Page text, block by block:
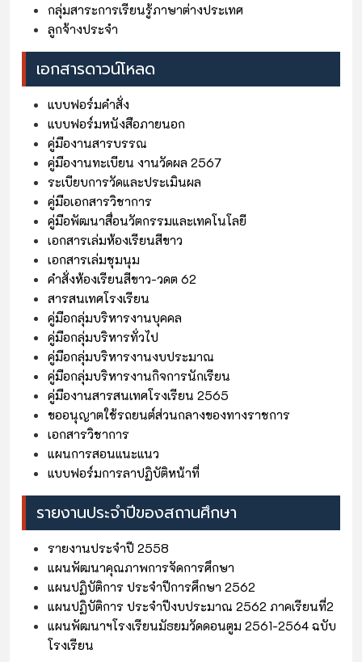
กลุ่มสาระการเรียนรู้ภาษาต่างประเทศ
ลูกจ้างประจำ
เอกสารดาวน์โหลด
แบบฟอร์มคำสั่ง
แบบฟอร์มหนังสือภายนอก
คู่มืองานสารบรรณ
คู่มืองานทะเบียน งานวัดผล 2567
ระเบียบการวัดและประเมินผล
คู่มือเอกสารวิชาการ
คู่มือพัฒนาสื่อนวัตกรรมและเทคโนโลยี
เอกสารเล่มห้องเรียนสีขาว
เอกสารเล่มชุมนุม
คำสั่งห้องเรียนสีขาว-วดต 62
สารสนเทศโรงเรียน
คู่มือกลุ่มบริหารงานบุคคล
คู่มือกลุ่มบริหารทั่วไป
คู่มือกลุ่มบริหารงานงบประมาณ
คู่มือกลุ่มบริหารงานกิจการนักเรียน
คู่มืองานสารสนเทศโรงเรียน 2565
ขออนุญาตใช้รถยนต์ส่วนกลางของทางราชการ
เอกสารวิชาการ
แผนการสอนแนะแนว
แบบฟอร์มการลาปฏิบัติหน้าที่
รายงานประจำปีของสถานศึกษา
รายงานประจำปี 2558
แผนพัฒนาคุณภาพการจัดการศึกษา
แผนปฏิบัติการ ประจำปีการศึกษา 2562
แผนปฏิบัติการ ประจำปีงบประมาณ 2562 ภาคเรียนที่2
แผนพัฒนาฯโรงเรียนมัธยมวัดดอนตูม 2561-2564 ฉบับ
โรงเรียน